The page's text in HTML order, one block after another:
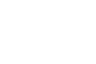
]